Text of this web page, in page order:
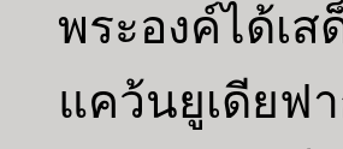
พระองค์ได้เ
แคว้นยูเดียฟ